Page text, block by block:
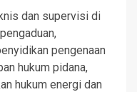
dan supervisi di
pengenaan
hukum pidana,
hukum energi dan